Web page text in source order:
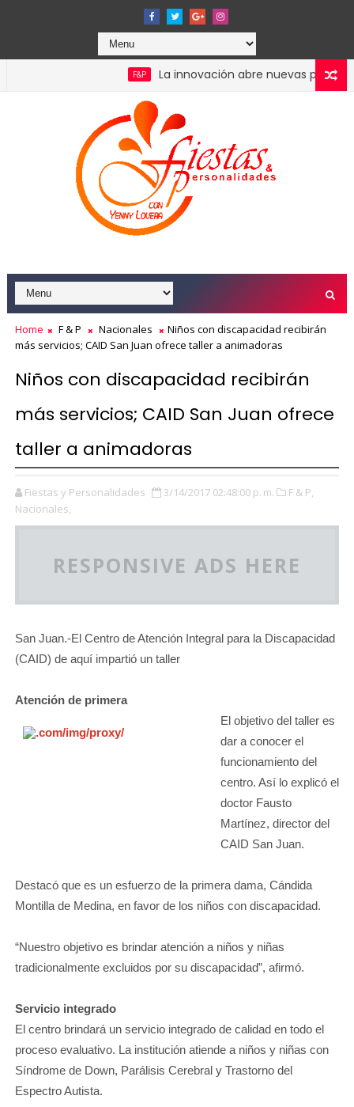
La innovación abre nuevas posibilidades
lanzan convocatoria para residencias artísticas en París
Home F & P Nacionales
Niños con discapacidad recibirán
más servicios; CAID San Juan ofrece taller a animadoras
Niños con discapacidad recibirán
más servicios; CAID San Juan ofrece
taller a animadoras
Fiestas y Personalidades 3/14/2017 02:48:00 p. m.
F & P,
Nacionales,
RESPONSIVE ADS HERE
San Juan.-El Centro de Atención Integral para la Discapacidad
(CAID) de aquí impartió un taller
Atención de primera
El objetivo del taller es
dar a conocer el
funcionamiento del
centro. Así lo explicó el
doctor Fausto
Martínez, director del
CAID San Juan.
Destacó que es un esfuerzo de la primera dama, Cándida
Montilla de Medina, en favor de los niños con discapacidad.
“Nuestro objetivo es brindar atención a niños y niñas
tradicionalmente excluidos por su discapacidad”, afirmó.
Servicio integrado
El centro brindará un servicio integrado de calidad en todo el
proceso evaluativo. La institución atiende a niños y niñas con
Síndrome de Down, Parálisis Cerebral y Trastorno del
Espectro Autista.